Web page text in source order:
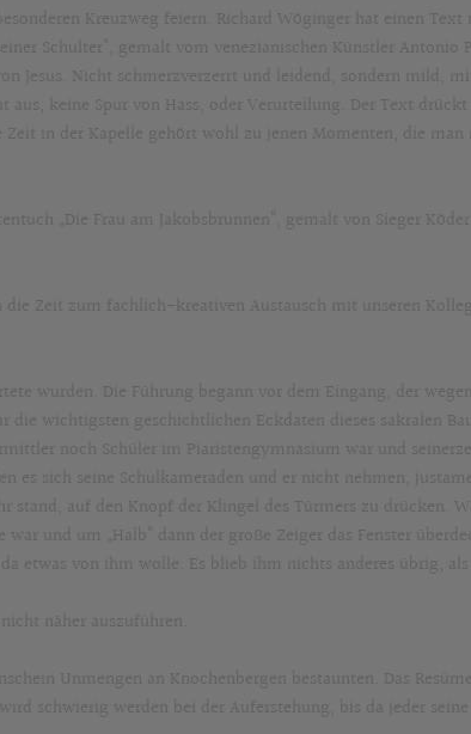
Kreuzweg feiern. Richard Wöginger hat einen
Schulter“, gemalt vom venezianischen Künstler Antonio
Jesus. Nicht schmerzverzerrt und leidend, sondern mild,
keine Spur von Hass, oder Verurteilung. Der Text
Zeit in der Kapelle gehört wohl zu jenen Momenten, die
„Die Frau am Jakobsbrunnen“, gemalt von Sieger Köder
Zeit zum fachlich-kreativen Austausch mit unseren
wurden. Die Führung begann vor dem Eingang, der wegen
wichtigsten geschichtlichen Eckdaten dieses sakralen
noch Schüler im Piaristengymnasium war und
es sich seine Schulkameraden und er nicht nehmen,
stand, auf den Knopf der Klingel des Türmers zu drücken.
und um „Halb“ dann der große Zeiger das Fenster
etwas von ihm wolle. Es blieb ihm nichts anderes übrig,
näher auszuführen.
Unmengen an Knochenbergen bestaunten. Das
schwierig werden bei der Auferstehung, bis da jeder